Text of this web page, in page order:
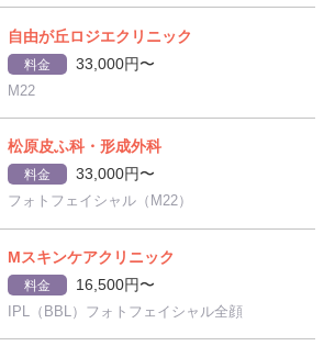
自由が丘ロジエクリニック
料金 33,000円〜
M22
松原皮ふ科・形成外科
料金 33,000円〜
フォトフェイシャル（M22）
Mスキンケアクリニック
料金 16,500円〜
IPL（BBL）フォトフェイシャル全顔